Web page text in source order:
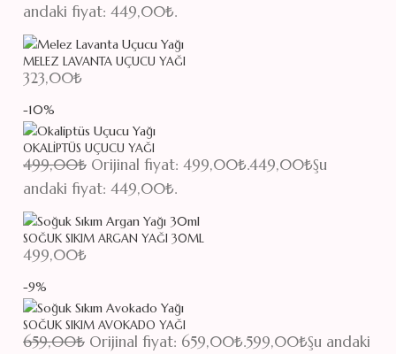
andaki fiyat: 449,00₺.
MELEZ LAVANTA UÇUCU YAĞI
323,00₺
-10%
OKALIPTÜS UÇUCU YAĞI
499,00₺ Orijinal fiyat: 499,00₺.449,00₺Şu
andaki fiyat: 449,00₺.
SOĞUK SIKIM ARGAN YAĞI 30ML
499,00₺
-9%
SOĞUK SIKIM AVOKADO YAĞI
659,00₺ Orijinal fiyat: 659,00₺.599,00₺Şu andaki